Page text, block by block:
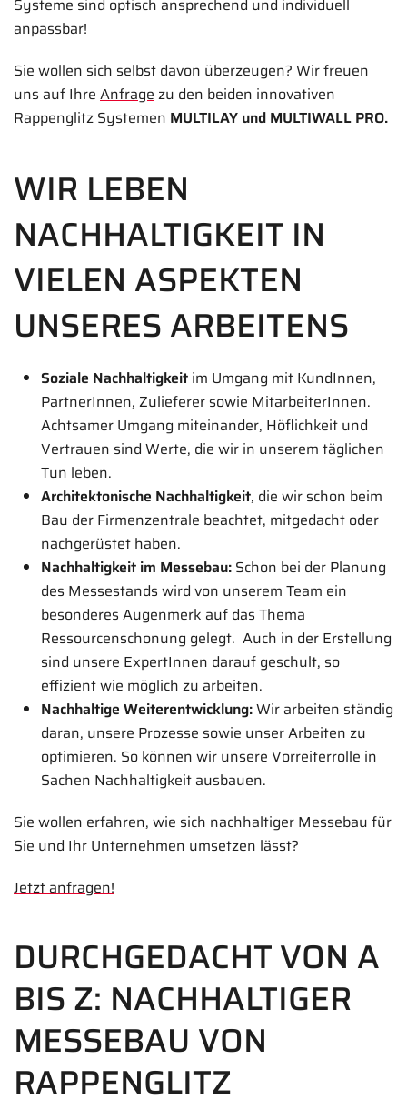
Systeme sind optisch ansprechend und individuell
anpassbar!
Sie wollen sich selbst davon überzeugen? Wir freuen
uns auf Ihre Anfrage zu den beiden innovativen
Rappenglitz Systemen MULTILAY und MULTIWALL PRO.
WIR LEBEN
NACHHALTIGKEIT IN
VIELEN ASPEKTEN
UNSERES ARBEITENS
Soziale Nachhaltigkeit im Umgang mit KundInnen,
PartnerInnen, Zulieferer sowie MitarbeiterInnen.
Achtsamer Umgang miteinander, Höflichkeit und
Vertrauen sind Werte, die wir in unserem täglichen
Tun leben.
Architektonische Nachhaltigkeit, die wir schon beim
Bau der Firmenzentrale beachtet, mitgedacht oder
nachgerüstet haben.
Nachhaltigkeit im Messebau: Schon bei der Planung
des Messestands wird von unserem Team ein
besonderes Augenmerk auf das Thema
Ressourcenschonung gelegt. Auch in der Erstellung
sind unsere ExpertInnen darauf geschult, so
effizient wie möglich zu arbeiten.
Nachhaltige Weiterentwicklung:Wir arbeiten ständig
daran, unsere Prozesse sowie unser Arbeiten zu
optimieren. So können wir unsere Vorreiterrolle in
Sachen Nachhaltigkeit ausbauen.
Sie wollen erfahren, wie sich nachhaltiger Messebau für
Sie und Ihr Unternehmen umsetzen lässt?
Jetzt anfragen!
DURCHGEDACHT VON A
BIS Z: NACHHALTIGER
MESSEBAU VON
RAPPENGLITZ